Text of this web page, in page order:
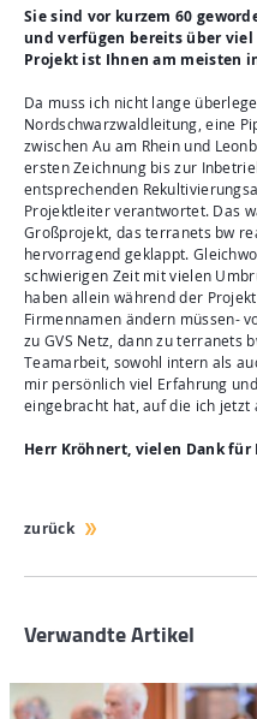
Sie sind vor kurzem 60
und verfügen bereits über
Projekt ist Ihnen am meisten
Da muss ich nicht lange
Nordschwarzwaldleitung, eine
zwischen Au am Rhein und
ersten Zeichnung bis zur
entsprechenden
Projektleiter verantwortet. Das
Großprojekt, das terranets bw
hervorragend geklappt.
schwierigen Zeit mit vielen
haben allein während der
Firmennamen ändern müssen-
zu GVS Netz, dann zu terranets
Teamarbeit, sowohl intern als
mir persönlich viel Erfahrung
eingebracht hat, auf die ich jetzt
Herr Kröhnert, vielen Dank für
zurück
Verwandte Artikel